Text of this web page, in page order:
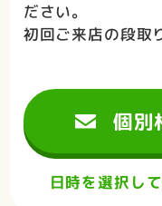
ださい。
初回ご来店の段取
個別
日時を選択し